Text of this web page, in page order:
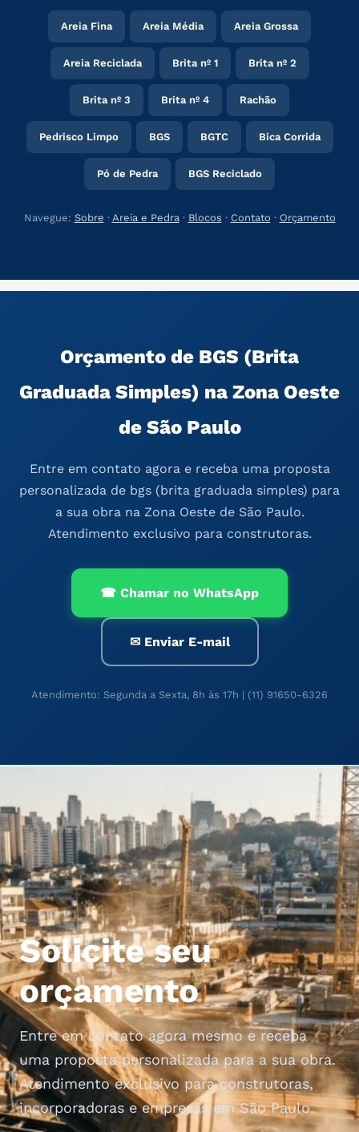
Areia Fina Areia Média Areia Grossa
Areia Reciclada Brita nº 1 Brita nº 2
Brita nº 3 Brita nº 4 Rachão
Pedrisco Limpo BGS BGTC Bica Corrida
Pó de Pedra BGS Reciclado
Navegue: Sobre · Areia e Pedra· Blocos · Contato · Orçamento
Orçamento de BGS (Brita
Graduada Simples) na Zona Oeste
de São Paulo
Entre em contato agora e receba uma proposta
personalizada de bgs (brita graduada simples) para
a sua obra na Zona Oeste de São Paulo.
Atendimento exclusivo para construtoras.
☎ Chamar no WhatsApp
✉ Enviar E-mail
Atendimento: Segunda a Sexta, 8h às 17h | (11) 91650-6326
<
Solicite seu
orçamento
Entre em contato agora mesmo e receba
uma proposta personalizada para a sua obra.
Atendimento exclusivo para construtoras,
incorporadoras e empresas em São Paulo.